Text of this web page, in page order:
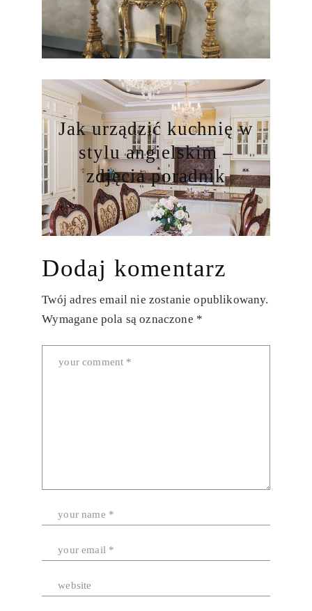
Jak urządzić kuchnię w
stylu angielskim –
zdjęcia poradnik
Dodaj komentarz
Twój adres email nie zostanie opublikowany.
Wymagane pola są oznaczone *